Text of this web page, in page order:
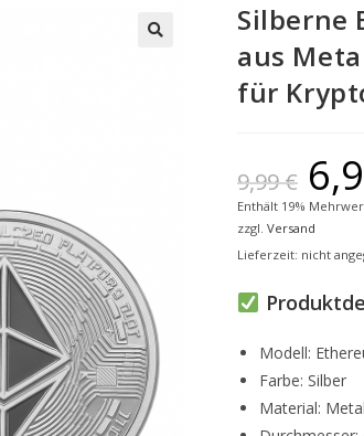
Silberne
aus
für
9,99€
Enthält 19%
zzgl. Versand
Lieferzeit: nicht
Modell:
Farbe: Silber
Material: